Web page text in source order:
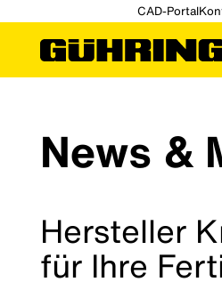
CAD-Portal
News &
Hersteller
für Ihre